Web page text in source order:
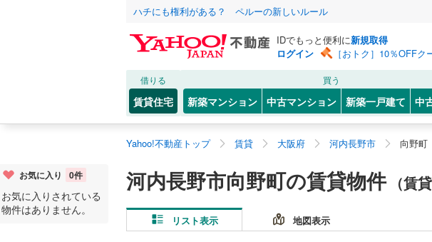
ハチにも権利がある？ ペルーの新しいルール
IDでもっと便利に新規取得
ログイン
［おトク］10％OFFク
借りる
賃貸住宅
買う
新築マンション 中古マンション 新築一戸建て 中
Yahoo!不動産トップ 賃貸 大阪府 河内長野市 向野町
河内長野市向野町の賃貸物件 （賃
リスト表示 地図表示
お気に入り 0件
お気に入りされている
物件はありません。